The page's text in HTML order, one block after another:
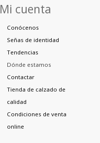
Mi cuenta
Conócenos
Señas de identidad
Tendencias
Dónde estamos
Contactar
Tienda de calzado de
calidad
Condiciones de venta
online